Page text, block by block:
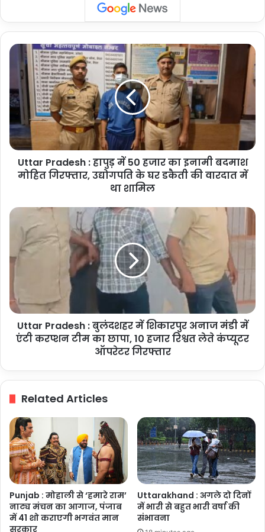
Uttar
Pradesh
हापुड़
में
हजार
का
इनामी
बदमाश
मोहित
के
वारदात
शामिल
Uttar Pradesh : हापुड़ में 50 हजार का इनामी बदमाश
मोहित गिरफ्तार, उद्योगपति के घर डकैती की वारदात में
था शामिल
Uttar
Pradesh
बुलंदशहर
में
मंडी
में
एंटी
करप्शन
लेते
कंप्यूटर
ऑपरेटर
गिरफ्तार
Uttar Pradesh : बुलंदशहर में शिकारपुर अनाज मंडी में
एंटी करप्शन टीम का छापा, 10 हजार रिश्वत लेते कंप्यूटर
ऑपरेटर गिरफ्तार
Related Articles
Punjab : मोहाली से ‘हमारे राम’
नाट्य मंचन का आगाज, पंजाब
में 41 शो कराएगी भगवंत मान
सरकार
Uttarakhand : अगले दो दिनों
में भारी से बहुत भारी वर्षा की
संभावना